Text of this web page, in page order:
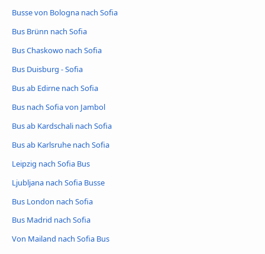
Busse von Bologna nach Sofia
Bus Brünn nach Sofia
Bus Chaskowo nach Sofia
Bus Duisburg - Sofia
Bus ab Edirne nach Sofia
Bus nach Sofia von Jambol
Bus ab Kardschali nach Sofia
Bus ab Karlsruhe nach Sofia
Leipzig nach Sofia Bus
Ljubljana nach Sofia Busse
Bus London nach Sofia
Bus Madrid nach Sofia
Von Mailand nach Sofia Bus